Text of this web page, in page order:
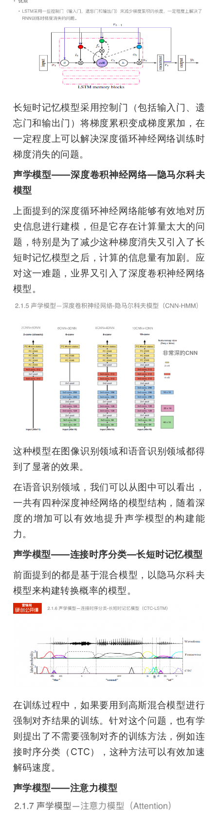
长短时记忆模型采用控制门（包括输入门、遗
忘门和输出门）将梯度累积变成梯度累加，在
一定程度上可以解决深度循环神经网络训练时
梯度消失的问题。
声学模型——深度卷积神经网络—隐马尔科夫
模型
上面提到的深度循环神经网络能够有效地对历
史信息进行建模，但是它存在计算量太大的问
题，特别是为了减少这种梯度消失又引入了长
短时记忆模型之后，计算的信息量有加剧。应
对这一难题，业界又引入了深度卷积神经网络
模型。
这种模型在图像识别领域和语音识别领域都得
到了显著的效果。
在语音识别领域，我们可以从图中可以看出，
一共有四种深度神经网络的模型结构，随着深
度的增加可以有效地提升声学模型的构建能
力。
声学模型——连接时序分类—长短时记忆模型
前面提到的都是基于混合模型，以隐马尔科夫
模型来构建转换概率的模型。
在训练过程中，如果要用到高斯混合模型进行
强制对齐结果的训练。针对这个问题，也有学
则提出了不需要强制对齐的训练方法，例如连
接时序分类（CTC），这种方法可以有效加速
解码速度。
声学模型——注意力模型